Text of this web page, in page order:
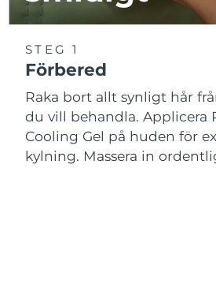
STEG 1
Förbered
Raka bort allt synligt hår
du vill behandla. Applicera
Cooling Gel på huden för
kylning. Massera in